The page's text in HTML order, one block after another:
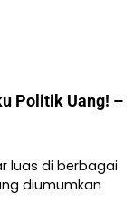
Politik Uang! –
luas di berbagai
diumumkan